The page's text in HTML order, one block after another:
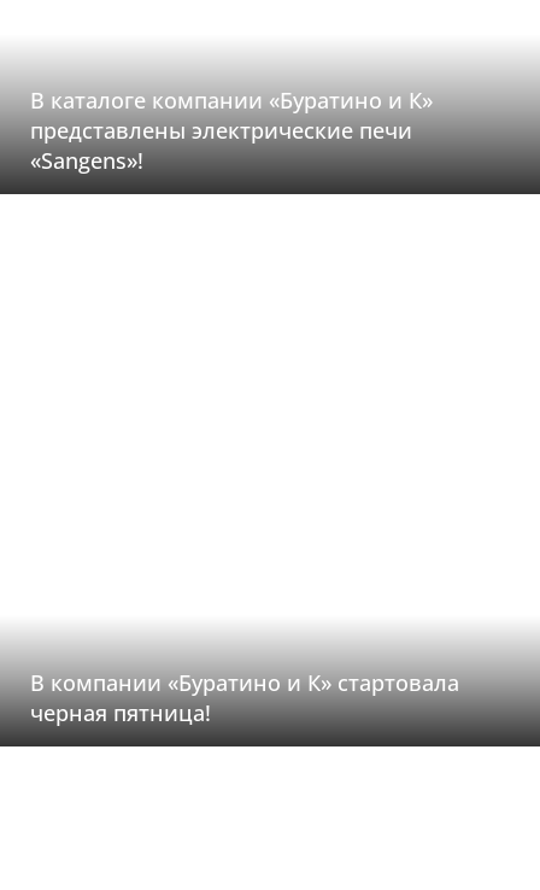
В каталоге компании «Буратино и К»
представлены электрические печи
«Sangens»!
В компании «Буратино и К» стартовала
черная пятница!